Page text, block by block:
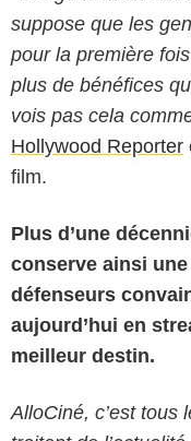
suppose que les
pour la première
plus de bénéfices
vois pas cela
Hollywood Reporter
film.
Plus d’une
conserve ainsi
défenseurs
aujourd’hui en
meilleur destin.
AlloCiné, c’est tous